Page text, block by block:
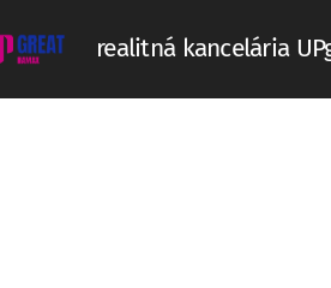
realitná kancelária